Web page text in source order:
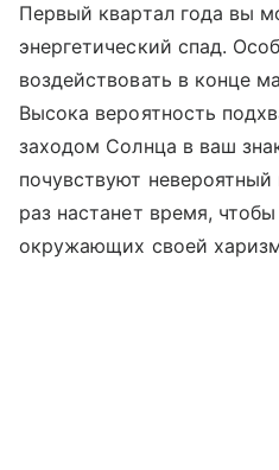
Первый квартал года вы
энергетический спад.
воздействовать в конце
Высока вероятность
заходом Солнца в ваш
почувствуют
раз настанет время,
окружающих своей